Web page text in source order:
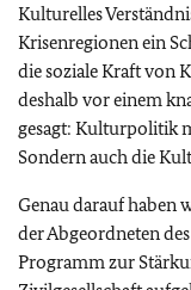
Kulturelles
Krisenregionen ein
die soziale Kraft von
deshalb vor einem
gesagt: Kulturpolitik
Sondern auch die
Genau darauf haben
der Abgeordneten
Programm zur